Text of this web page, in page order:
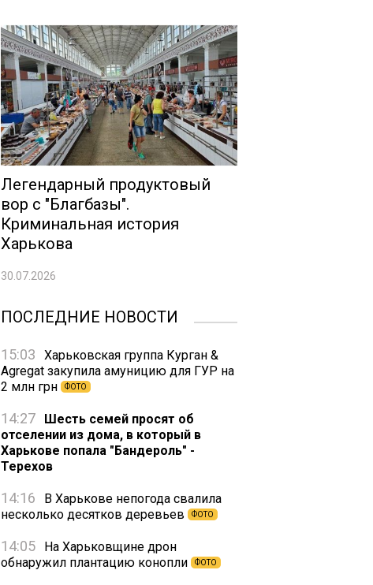
Легендарный продуктовый
вор с "Благбазы".
Криминальная история
Харькова
30.07.2026
ПОСЛЕДНИЕ НОВОСТИ
15:03
Харьковская группа Курган &
Agregat закупила амуницию для ГУР на
2 млн грн
ФОТО
14:27
Шесть семей просят об
отселении из дома, в который в
Харькове попала "Бандероль" -
Терехов
14:16
В Харькове непогода свалила
несколько десятков деревьев
ФОТО
14:05
На Харьковщине дрон
обнаружил плантацию конопли
ФОТО